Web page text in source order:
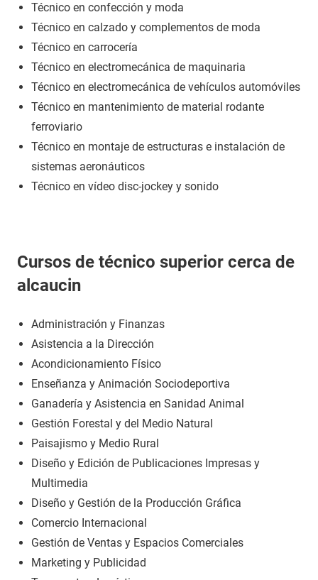
Técnico en confección y moda
Técnico en calzado y complementos de moda
Técnico en carrocería
Técnico en electromecánica de maquinaria
Técnico en electromecánica de vehículos automóviles
Técnico en mantenimiento de material rodante
ferroviario
Técnico en montaje de estructuras e instalación de
sistemas aeronáuticos
Técnico en vídeo disc-jockey y sonido
Cursos de técnico superior cerca de
alcaucin
Administración y Finanzas
Asistencia a la Dirección
Acondicionamiento Físico
Enseñanza y Animación Sociodeportiva
Ganadería y Asistencia en Sanidad Animal
Gestión Forestal y del Medio Natural
Paisajismo y Medio Rural
Diseño y Edición de Publicaciones Impresas y
Multimedia
Diseño y Gestión de la Producción Gráfica
Comercio Internacional
Gestión de Ventas y Espacios Comerciales
Marketing y Publicidad